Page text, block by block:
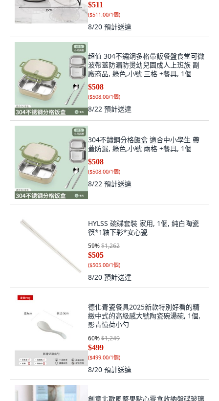
$511
($511.00/1個)
8/20 預計送達
超值 304不鏽鋼多格帶飯餐盤食堂可微
波帶蓋防漏防燙幼兒園成人上班族 副
廠商品, 綠色,小號 三格 +餐具, 1個
$508
($508.00/1個)
8/22 預計送達
304不鏽鋼分格飯盒 適合中小學生 帶
蓋防漏, 綠色,小號 兩格 +餐具, 1個
$508
($508.00/1個)
8/22 預計送達
HYLSS 碗碟套裝 家用, 1個, 純白陶瓷
筷*1釉下彩*安心瓷
59%$1,262
$505
($505.00/1個)
8/20 預計送達
德化青瓷餐具2025新款特別好看的精
緻中式的高級感大號陶瓷碗湯碗, 1個,
影青憶荷小勺
60%$1,249
$499
($499.00/1個)
8/20 預計送達
創意北歐風堅果點心零食收納盤碟玻璃